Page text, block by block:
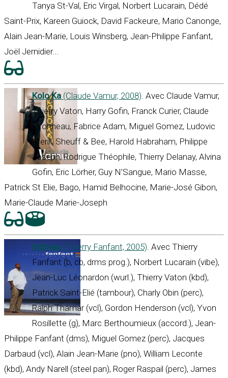
Tanya St-Val, Eric Virgal, Norbert Lucarain, Dédé
Saint-Prix, Kareen Guiock, David Fackeure, Mario Canonge,
Alain Jean-Marie, Louis Winsberg, Jean-Philippe Fanfant,
Joël Jernidier...
Kolo Ka (Claude Vamur, 2008). Avec Claude Vamur,
Thierry Vaton, Harry Gofin, Franck Curier, Claude
Pironneau, Fabrice Adam, Miguel Gomez, Ludovic
Merill, Sheuff & Bee, Harold Habraham, Philippe
Joseph, Rodrigue Théophile, Thierry Delanay, Alvina
Gofin, Eric Lörher, Guy N’Sangue, Mario Masse,
Patrick St Elie, Bago, Hamid Belhocine, Marie-José Gibon,
Marie-Claude Marie-Joseph
Intimes (Thierry Fanfant, 2005). Avec Thierry
Fanfant (b, cb, drms prog.), Norbert Lucarain (vibe),
Jean-Luc Léonardon (wurl.), Thierry Vaton (kbd),
Patrick Saint-Elié (tambour), Charly Obin (perc),
Ralph Thamar (vcl), Gordon Henderson (vcl), Yvon
Rosillette (g), Marc Berthoumieux (accord.), Jean-
Philippe Fanfant (dms), Miguel Gomez (perc), Jacques
Darbaud (vcl), Alain Jean-Marie (pno), William Leconte
(kbd), Andy Narell (steel pan), Roger Raspail (perc), James